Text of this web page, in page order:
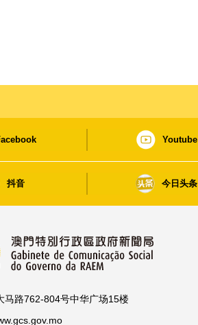
Youtube
抖音 今日头条
马路762-804号中华广场15楼